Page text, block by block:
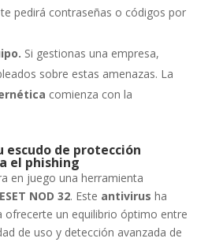
pedirá contraseñas o códigos por
Si gestionas una empresa,
sobre estas amenazas. La
comienza con la
escudo de protección
el phishing
en juego una herramienta
ESET NOD 32. Este antivirus ha
ofrecerte un equilibrio óptimo entre
de uso y detección avanzada de